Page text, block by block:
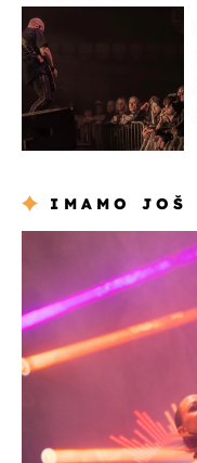
IMAMO JOŠ